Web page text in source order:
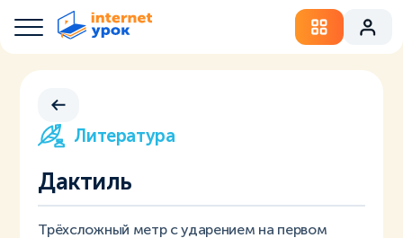
Литература
Дактиль
Трёхсложный метр с ударением на первом